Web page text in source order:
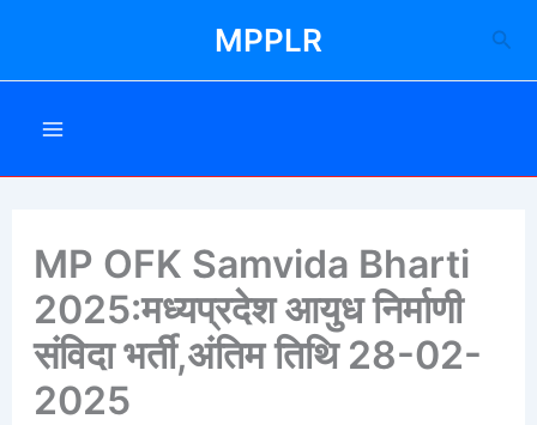
content
MPPLR
MP OFK Samvida Bharti
2025:मध्यप्रदेश आयुध निर्माणी
संविदा भर्ती,अंतिम तिथि 28-02-
2025